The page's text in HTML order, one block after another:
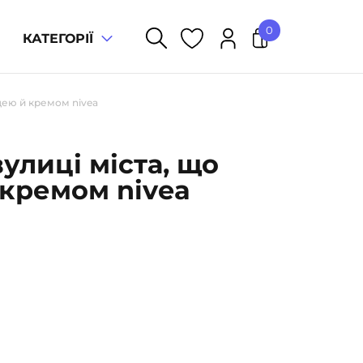
КАТЕГОРІЇ
0
У кошику немає товарів.
й кремом nivea
міста, що
nivea